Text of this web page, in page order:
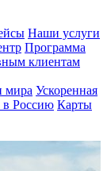
Наши услуги
Программа
клиентам
мира Ускоренная
Россию Карты